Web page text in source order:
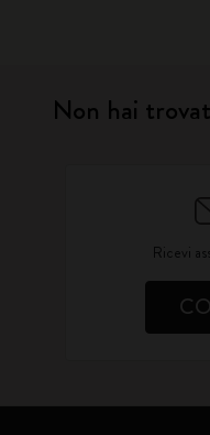
Non hai
Ricevi